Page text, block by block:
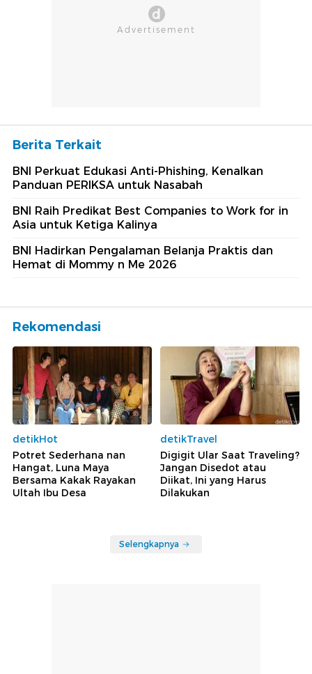
Berita Terkait
BNI Perkuat Edukasi Anti-Phishing, Kenalkan
Panduan PERIKSA untuk Nasabah
BNI Raih Predikat Best Companies to Work for in
Asia untuk Ketiga Kalinya
BNI Hadirkan Pengalaman Belanja Praktis dan
Hemat di Mommy n Me 2026
Rekomendasi
detikHot
Potret Sederhana nan
Hangat, Luna Maya
Bersama Kakak Rayakan
Ultah Ibu Desa
detikTravel
Digigit Ular Saat Traveling?
Jangan Disedot atau
Diikat, Ini yang Harus
Dilakukan
Selengkapnya